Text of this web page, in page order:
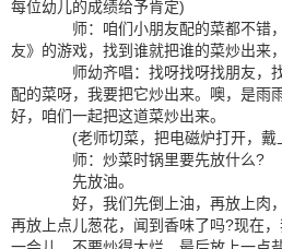
每位幼儿的成绩给予肯定)
师：咱们小朋友配的菜都不错
友》的游戏，找到谁就把谁的菜炒出来
师幼齐唱：找呀找呀找朋友，找
配的菜呀，我要把它炒出来。噢，是雨
好，咱们一起把这道菜炒出来。
(老师切菜，把电磁炉打开，戴
师：炒菜时锅里要先放什么?
先放油。
好，我们先倒上油，再放上肉，
再放上点儿葱花，闻到香味了吗?现在